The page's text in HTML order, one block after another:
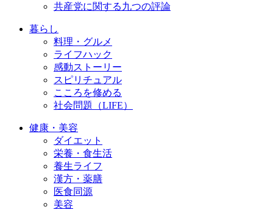
共産党に関する九つの評論
暮らし
料理・グルメ
ライフハック
感動ストーリー
スピリチュアル
こころを修める
社会問題（LIFE）
健康・美容
ダイエット
栄養・食生活
養生ライフ
漢方・薬膳
医食同源
美容